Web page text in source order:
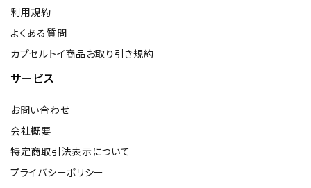
利用規約
よくある質問
カプセルトイ商品お取り引き規約
サービス
お問い合わせ
会社概要
特定商取引法表示について
プライバシーポリシー